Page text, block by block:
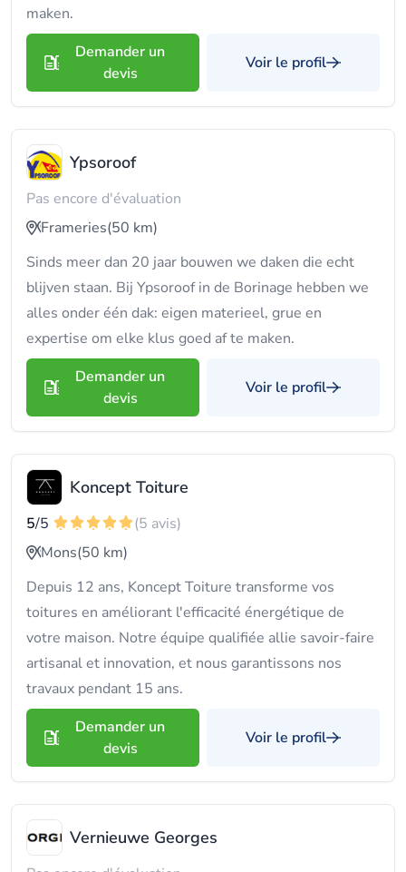
maken.
Demander un
devis
Voir le profil
Ypsoroof
Pas encore d'évaluation
Frameries(50 km)
Sinds meer dan 20 jaar bouwen we daken die echt
blijven staan. Bij Ypsoroof in de Borinage hebben we
alles onder één dak: eigen materieel, grue en
expertise om elke klus goed af te maken.
Demander un
devis
Voir le profil
Koncept Toiture
5/5
(5 avis)
Mons(50 km)
Depuis 12 ans, Koncept Toiture transforme vos
toitures en améliorant l'efficacité énergétique de
votre maison. Notre équipe qualifiée allie savoir-faire
artisanal et innovation, et nous garantissons nos
travaux pendant 15 ans.
Demander un
devis
Voir le profil
Vernieuwe Georges